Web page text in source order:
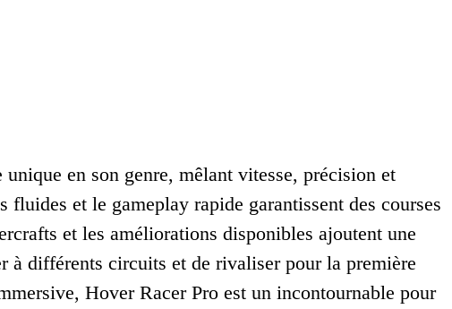
en son genre, mêlant vitesse, précision et
et le gameplay rapide garantissent des courses
et les améliorations disponibles ajoutent une
à différents circuits et de rivaliser pour la première
Hover Racer Pro est un incontournable pour